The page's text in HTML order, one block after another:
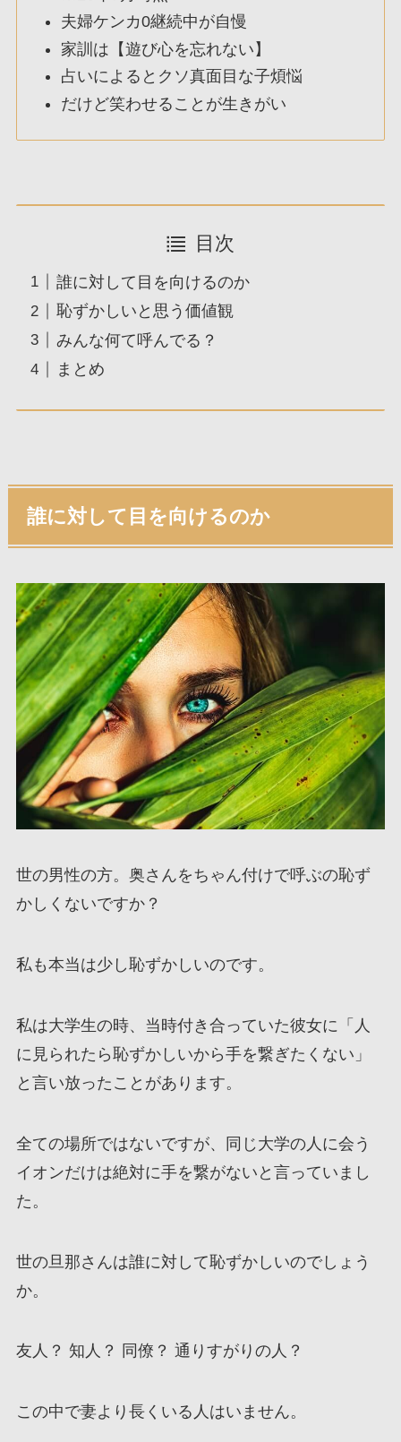
夫婦ケンカ0継続中が自慢
家訓は【遊び心を忘れない】
占いによるとクソ真面目な子煩悩
だけど笑わせることが生きがい
目次
誰に対して目を向けるのか
恥ずかしいと思う価値観
みんな何て呼んでる？
まとめ
誰に対して目を向けるのか
世の男性の方。奥さんをちゃん付けで呼ぶの恥ず
かしくないですか？
私も本当は少し恥ずかしいのです。
私は大学生の時、当時付き合っていた彼女に「人
に見られたら恥ずかしいから手を繋ぎたくない」
と言い放ったことがあります。
全ての場所ではないですが、同じ大学の人に会う
イオンだけは絶対に手を繋がないと言っていまし
た。
世の旦那さんは誰に対して恥ずかしいのでしょう
か。
友人？ 知人？ 同僚？ 通りすがりの人？
この中で妻より長くいる人はいません。